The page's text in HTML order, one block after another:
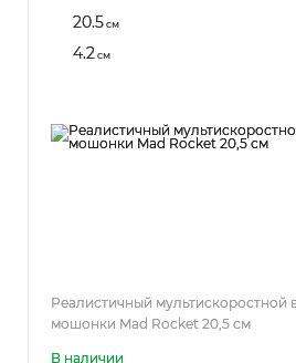
20.5см
4.2 см
Реалистичный мультискоростной
мошонки Mad Rocket 20,5 см
В наличии